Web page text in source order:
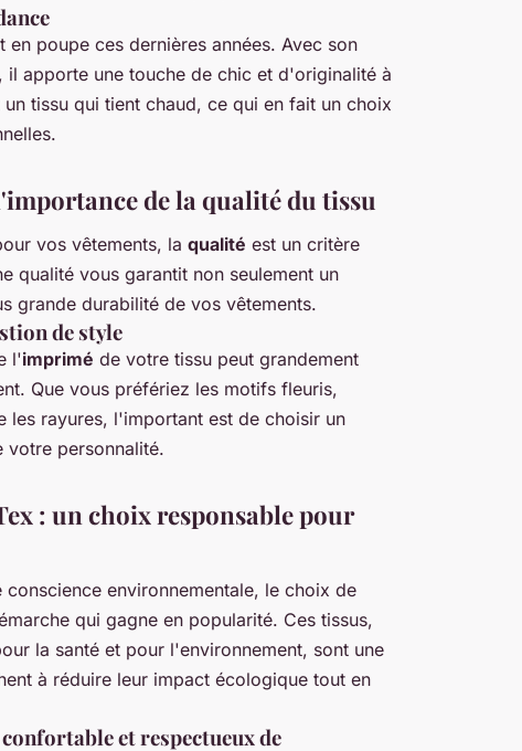
en poupe ces dernières années. Avec son
apporte une touche de chic et d'originalité à
tissu qui tient chaud, ce qui en fait un choix
de la qualité du tissu
vos vêtements, la qualité est un critère
qualité vous garantit non seulement un
grande durabilité de vos vêtements.
de style
l'imprimé de votre tissu peut grandement
Que vous préfériez les motifs fleuris,
les rayures, l'important est de choisir un
votre personnalité.
: un choix responsable pour
environnementale, le choix de
qui gagne en popularité. Ces tissus,
la santé et pour l'environnement, sont une
à réduire leur impact écologique tout en
et respectueux de